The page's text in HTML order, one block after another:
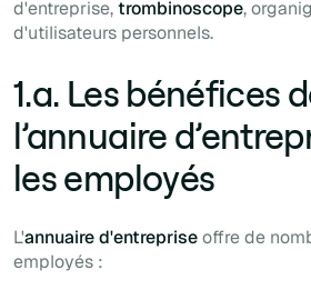
d'entreprise,trombinoscope,
d'utilisateurs personnels.
1.a. Les bénéfices
l’annuaire
les employés
L'annuaire d'entrepriseoffre de
employés :